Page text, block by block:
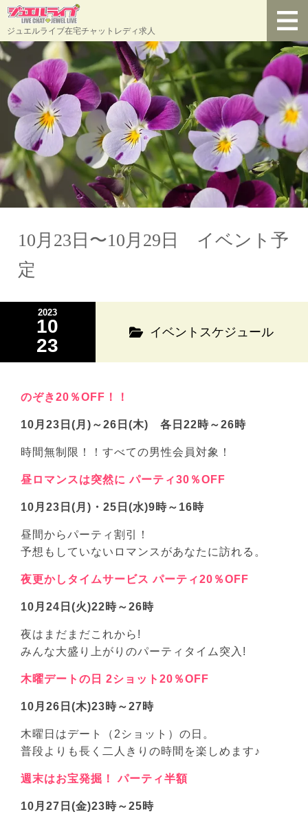
ジュエルライブ在宅チャットレディ求人
10月23日〜10月29日 イベント予
定
2023
10
23
イベントスケジュール
のぞき20％OFF！！
10月23日(月)～26日(木) 各日22時～26時
時間無制限！！すべての男性会員対象！
昼ロマンスは突然に パーティ30％OFF
10月23日(月)・25日(水)9時～16時
昼間からパーティ割引！
予想もしていないロマンスがあなたに訪れる。
夜更かしタイムサービス パーティ20％OFF
10月24日(火)22時～26時
夜はまだまだこれから!
みんな大盛り上がりのパーティタイム突入!
木曜デートの日 2ショット20％OFF
10月26日(木)23時～27時
木曜日はデート（2ショット）の日。
普段よりも長く二人きりの時間を楽しめます♪
週末はお宝発掘！ パーティ半額
10月27日(金)23時～25時